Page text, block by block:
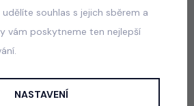
dumpling soft velur souprava černá
souhlas s jejich sběrem a
vám poskytneme ten nejlepší
NASTAVENÍ